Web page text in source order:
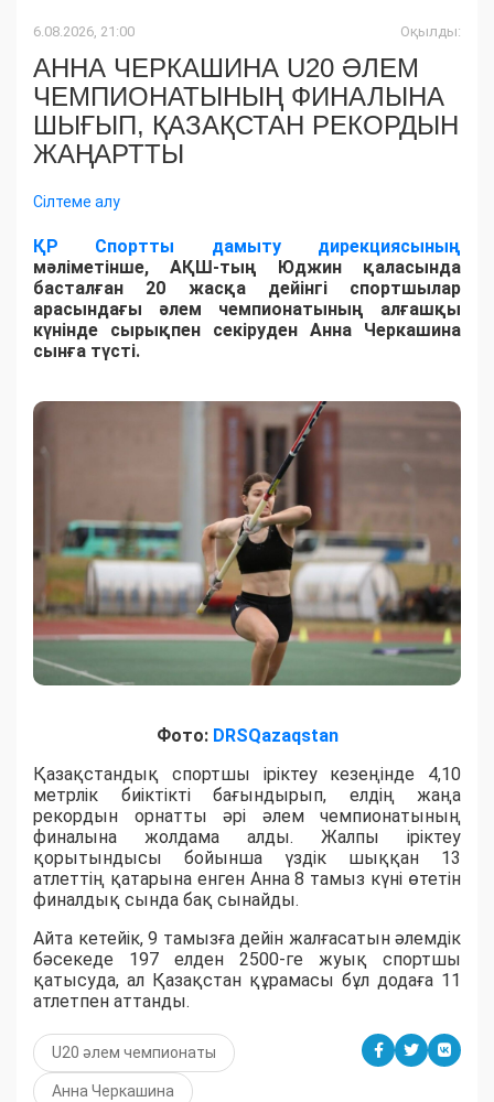
6.08.2026, 21:00 Оқылды:
АННА ЧЕРКАШИНА U20 ӘЛЕМ
ЧЕМПИОНАТЫНЫҢ ФИНАЛЫНА
ШЫҒЫП, ҚАЗАҚСТАН РЕКОРДЫН
ЖАҢАРТТЫ
Сілтеме алу
ҚР Спортты дамыту дирекциясының
мәліметінше, АҚШ-тың Юджин қаласында
басталған 20 жасқа дейінгі спортшылар
арасындағы әлем чемпионатының алғашқы
күнінде сырықпен секіруден Анна Черкашина
сынға түсті.
Фото: DRSQazaqstan
Қазақстандық спортшы іріктеу кезеңінде 4,10
метрлік биіктікті бағындырып, елдің жаңа
рекордын орнатты әрі әлем чемпионатының
финалына жолдама алды. Жалпы іріктеу
қорытындысы бойынша үздік шыққан 13
атлеттің қатарына енген Анна 8 тамыз күні өтетін
финалдық сында бақ сынайды.
Айта кетейік, 9 тамызға дейін жалғасатын әлемдік
бәсекеде 197 елден 2500-ге жуық спортшы
қатысуда, ал Қазақстан құрамасы бұл додаға 11
атлетпен аттанды.
U20 әлем чемпионаты
Анна Черкашина